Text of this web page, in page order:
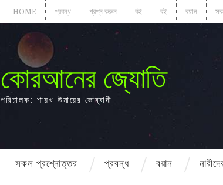
HOME প্রবন্ধ প্রশ্ন করুন বই বই বয়ান
কোরআনের জ্যোতি
পরিচালক: শায়খ উমায়ের কোব্বাদী
সকল প্রশ্নোত্তর প্রবন্ধ বয়ান